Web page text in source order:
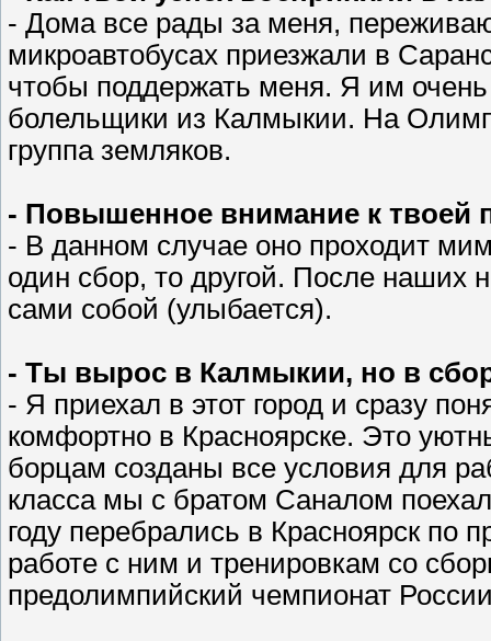
- Дома все рады за меня,
микроавтобусах приезжали в
чтобы поддержать меня. Я им
болельщики из Калмыкии. На
группа земляков.
- Повышенное внимание к твоей
- В данном случае оно проходит
один сбор, то другой. После наших
сами собой (улыбается).
- Ты вырос в Калмыкии, но в
- Я приехал в этот город и сразу
комфортно в Красноярске. Это
борцам созданы все условия для
класса мы с братом Саналом
году перебрались в Красноярск по
работе с ним и тренировкам со
предолимпийский чемпионат